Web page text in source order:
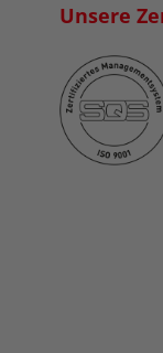
Unsere